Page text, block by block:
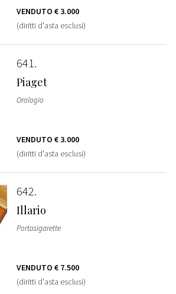
VENDUTO € 3.000
(diritti d'asta esclusi)
641
Piaget
Orologio
VENDUTO € 3.000
(diritti d'asta esclusi)
642
Illario
Portasigarette
VENDUTO € 7.500
(diritti d'asta esclusi)